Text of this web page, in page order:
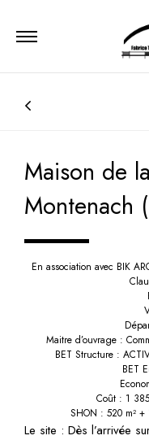
Maison de
Montenach
En association avec BIK
Maitre d’ouvrage :
BET Structure :
BET
Coût : 1
SHON : 520 m² +
Le site : Dès l’arrivée